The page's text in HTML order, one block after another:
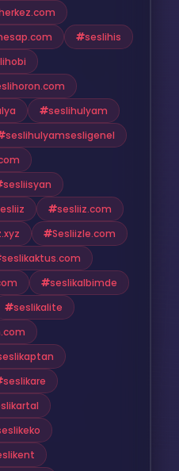
seslihis
seslihulyam
seslihulyamsesligenel
sesliisyan
sesliiz.com
Sesliizle.com
seslikaktus.com
seslikalbimde
seslikalite
seslikare